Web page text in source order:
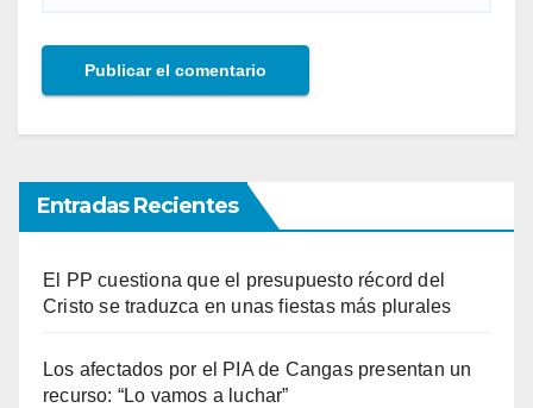
Entradas Recientes
El PP cuestiona que el presupuesto récord del
Cristo se traduzca en unas fiestas más plurales
Los afectados por el PIA de Cangas presentan un
recurso: “Lo vamos a luchar”